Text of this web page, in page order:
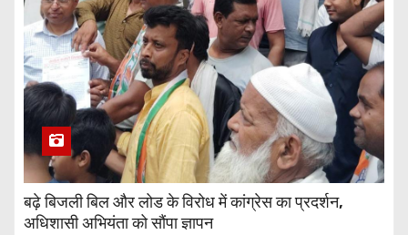
बढ़े बिजली बिल और लोड के विरोध में कांग्रेस का प्रदर्शन,
अधिशासी अभियंता को सौंपा ज्ञापन